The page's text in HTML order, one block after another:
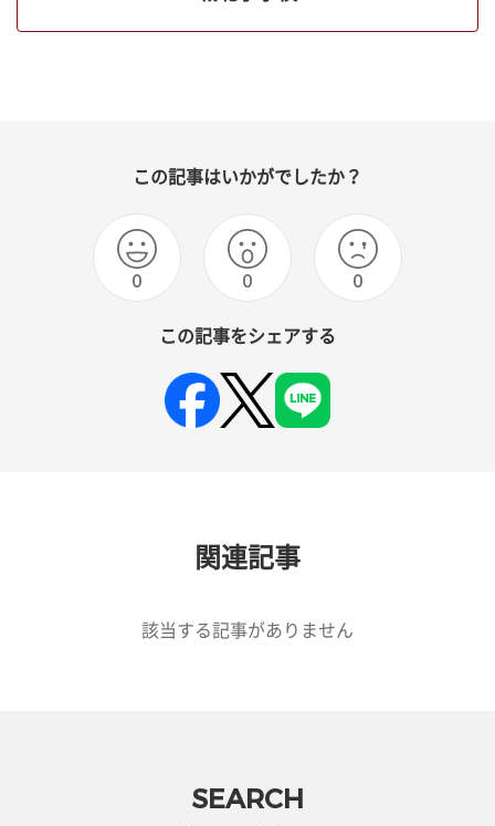
この記事はいかがでしたか？
0 0 0
この記事をシェアする
関連記事
該当する記事がありません
SEARCH